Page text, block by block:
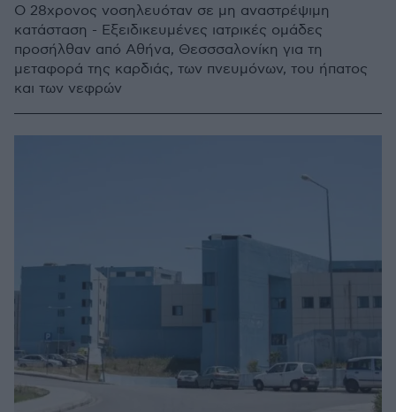
Ο 28χρονος νοσηλευόταν σε μη αναστρέψιμη
κατάσταση - Εξειδικευμένες ιατρικές ομάδες
προσήλθαν από Αθήνα, Θεσσσαλονίκη για τη
μεταφορά της καρδιάς, των πνευμόνων, του ήπατος
και των νεφρών